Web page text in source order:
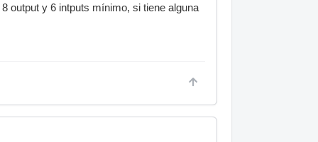
output y 6 intputs mínimo, si tiene alguna